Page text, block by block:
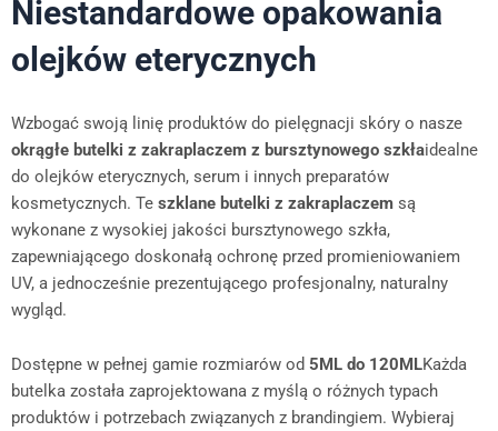
Niestandardowe opakowania
olejków eterycznych
Wzbogać swoją linię produktów do pielęgnacji skóry o nasze
okrągłe butelki z zakraplaczem z bursztynowego szkłaidealne
do olejków eterycznych, serum i innych preparatów
kosmetycznych. Te szklane butelki z zakraplaczem są
wykonane z wysokiej jakości bursztynowego szkła,
zapewniającego doskonałą ochronę przed promieniowaniem
UV, a jednocześnie prezentującego profesjonalny, naturalny
wygląd.
Dostępne w pełnej gamie rozmiarów od 5ML do 120MLKażda
butelka została zaprojektowana z myślą o różnych typach
produktów i potrzebach związanych z brandingiem. Wybieraj